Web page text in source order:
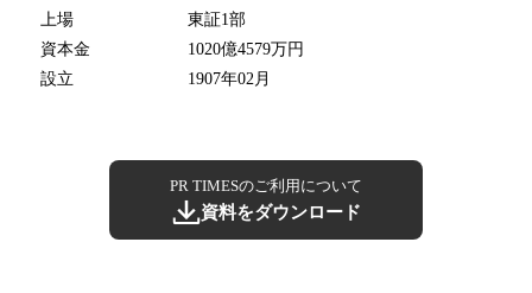
上場
東証1部
資本金
1020億4579万円
設立
1907年02月
PR TIMESのご利用について
資料をダウンロード